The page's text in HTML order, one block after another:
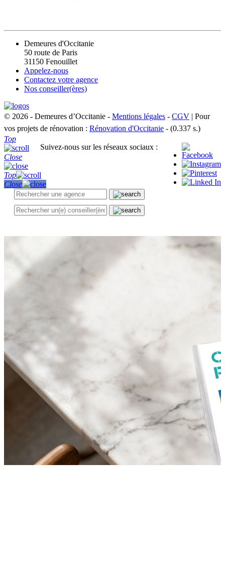
Demeures d'Occitanie
50 route de Paris
31150 Fenouillet
Appelez-nous
Contactez votre agence
Nos conseiller(ères)
© 2026 - Demeures d’Occitanie - Mentions légales - CGV | Pour
vos projets de rénovation : Rénovation d'Occitanie - (0.337 s.)
Suivez-nous sur les réseaux sociaux :
Top
Close
Top
Close